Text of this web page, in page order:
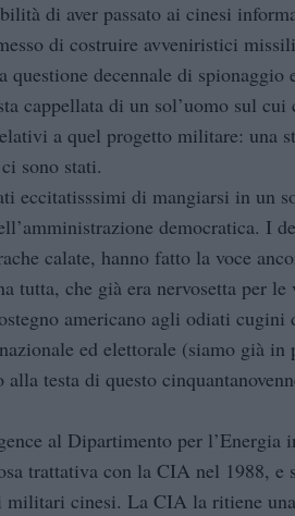
di aver passato ai cinesi
di costruire avveniristici
decennale di spionaggio
cappellata di un sol’uomo sul cui
a quel progetto militare: una
sono stati.
eccitatisssimi di mangiarsi in un
democratica. I
calate, hanno fatto la voce
tutta, che già era nervosetta per le
americano agli odiati cugini
ed elettorale (siamo già in
testa di questo
al Dipartimento per l’Energia
trattativa con la CIA nel 1988, e
militari cinesi. La CIA la ritiene